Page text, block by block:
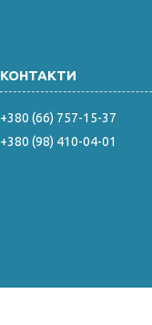
+380 (66) 757-15-37
+380 (98) 410-04-01